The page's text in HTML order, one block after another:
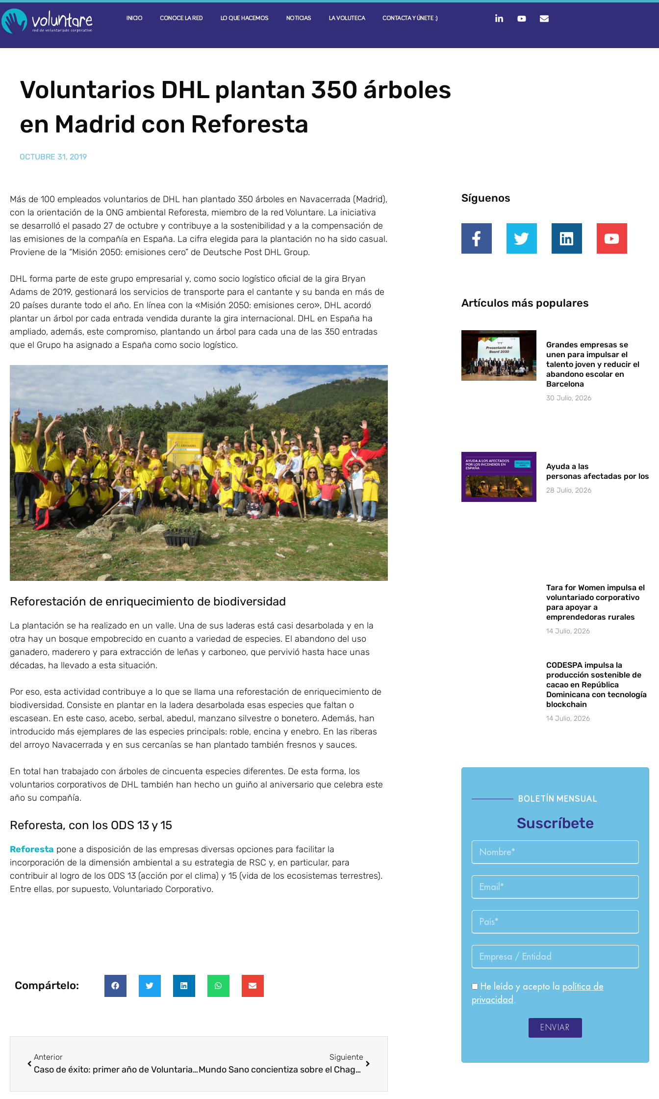
INICIO CONOCE LA RED LO QUE HACEMOS NOTICIAS LA VOLUTECA CONTACTA Y ÚNETE :)
Voluntarios DHL plantan 350 árboles
en Madrid con Reforesta
OCTUBRE 31, 2019
Más de 100 empleados voluntarios de DHL han plantado 350 árboles en Navacerrada (Madrid),
con la orientación de la ONG ambiental Reforesta, miembro de la red Voluntare. La iniciativa
se desarrolló el pasado 27 de octubre y contribuye a la sostenibilidad y a la compensación de
las emisiones de la compañía en España. La cifra elegida para la plantación no ha sido casual.
Proviene de la “Misión 2050: emisiones cero” de Deutsche Post DHL Group.
DHL forma parte de este grupo empresarial y, como socio logístico oficial de la gira Bryan
Adams de 2019, gestionará los servicios de transporte para el cantante y su banda en más de
20 países durante todo el año. En línea con la «Misión 2050: emisiones cero», DHL acordó
plantar un árbol por cada entrada vendida durante la gira internacional. DHL en España ha
ampliado, además, este compromiso, plantando un árbol para cada una de las 350 entradas
que el Grupo ha asignado a España como socio logístico.
Reforestación de enriquecimiento de biodiversidad
La plantación se ha realizado en un valle. Una de sus laderas está casi desarbolada y en la
otra hay un bosque empobrecido en cuanto a variedad de especies. El abandono del uso
ganadero, maderero y para extracción de leñas y carboneo, que pervivió hasta hace unas
décadas, ha llevado a esta situación.
Por eso, esta actividad contribuye a lo que se llama una reforestación de enriquecimiento de
biodiversidad. Consiste en plantar en la ladera desarbolada esas especies que faltan o
escasean. En este caso, acebo, serbal, abedul, manzano silvestre o bonetero. Además, han
introducido más ejemplares de las especies principals: roble, encina y enebro. En las riberas
del arroyo Navacerrada y en sus cercanías se han plantado también fresnos y sauces.
En total han trabajado con árboles de cincuenta especies diferentes. De esta forma, los
voluntarios corporativos de DHL también han hecho un guiño al aniversario que celebra este
año su compañía.
Reforesta, con los ODS 13 y 15
Reforesta pone a disposición de las empresas diversas opciones para facilitar la
incorporación de la dimensión ambiental a su estrategia de RSC y, en particular, para
contribuir al logro de los ODS 13 (acción por el clima) y 15 (vida de los ecosistemas terrestres).
Entre ellas, por supuesto, Voluntariado Corporativo.
Compártelo:
Anterior
Caso de éxito: primer año de Voluntariado Corporativo de IFEMA
Siguiente
Mundo Sano concientiza sobre el Chagas con un festival en Buenos Aires
Síguenos
Artículos más populares
Grandes empresas se
unen para impulsar el
talento joven y reducir el
abandono escolar en
Barcelona
30 Julio, 2026
Ayuda a las
personas afectadas por los
28 Julio, 2026
Tara for Women impulsa el
voluntariado corporativo
para apoyar a
emprendedoras rurales
14 Julio, 2026
CODESPA impulsa la
producción sostenible de
cacao en República
Dominicana con tecnología
blockchain
14 Julio, 2026
BOLETÍN MENSUAL
Suscríbete
He leído y acepto la política de
privacidad .
ENVIAR